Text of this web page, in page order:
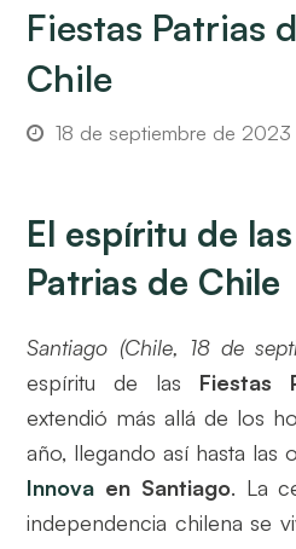
Fiestas Patrias
Chile
18 de septiembre de 2023
El espíritu de
Patrias de Chile
Santiago (Chile, 18 de
espíritu de las Fiestas
extendió más allá de los
año, llegando así hasta las
Innova en Santiago. La
independencia chilena se